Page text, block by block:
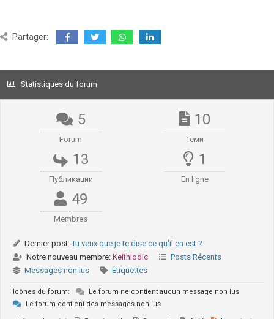
Partager:
Statistiques du forum
5
Forum
10
Теми
13
Публикации
1
En ligne
49
Membres
Dernier post:Tu veux que je te dise ce qu'il en est ?
Notre nouveau membre: KeithIodic
Posts Récents
Messages non lus
Étiquettes
Icônes du forum:
Le forum ne contient aucun message non lus
Le forum contient des messages non lus